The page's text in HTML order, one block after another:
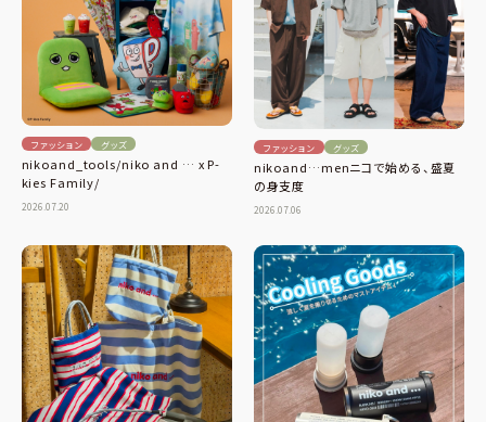
ファッション グッズ
nikoand_tools/niko and … x P-
kies Family/
2026.07.20
ファッション グッズ
nikoand…menニコで始める、盛夏
の身支度
2026.07.06